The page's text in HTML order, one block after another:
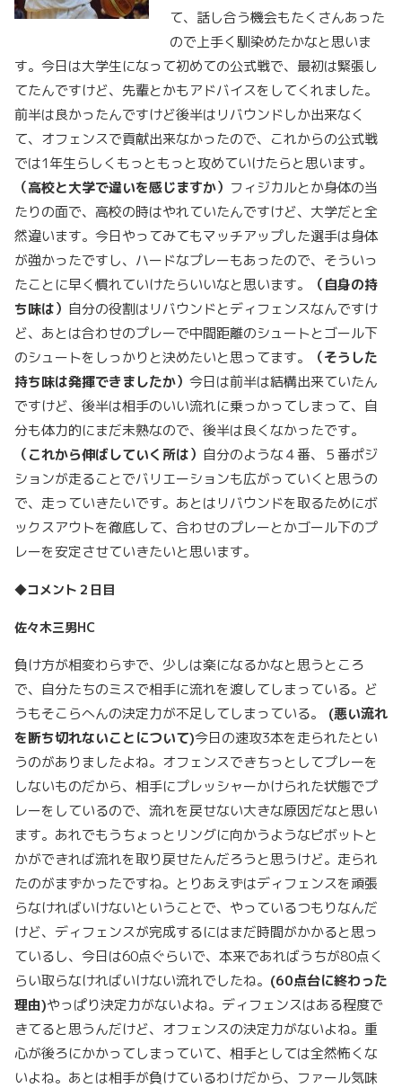
て、話し合う機会もたくさんあった
ので上手く馴染めたかなと思いま
す。今日は大学生になって初めての公式戦で、最初は緊張し
てたんですけど、先輩とかもアドバイスをしてくれました。
前半は良かったんですけど後半はリバウンドしか出来なく
て、オフェンスで貢献出来なかったので、これからの公式戦
では1年生らしくもっともっと攻めていけたらと思います。
（高校と大学で違いを感じますか） フィジカルとか身体の当
たりの面で、高校の時はやれていたんですけど、大学だと全
然違います。今日やってみてもマッチアップした選手は身体
が強かったですし、ハードなプレーもあったので、そういっ
たことに早く慣れていけたらいいなと思います。
（自身の持
ち味は） 自分の役割はリバウンドとディフェンスなんですけ
ど、あとは合わせのプレーで中間距離のシュートとゴール下
のシュートをしっかりと決めたいと思ってます。
（そうした
持ち味は発揮できましたか） 今日は前半は結構出来ていたん
ですけど、後半は相手のいい流れに乗っかってしまって、自
分も体力的にまだ未熟なので、後半は良くなかったです。
（これから伸ばしていく所は） 自分のような４番、５番ポジ
ションが走ることでバリエーションも広がっていくと思うの
で、走っていきたいです。あとはリバウンドを取るためにボ
ックスアウトを徹底して、合わせのプレーとかゴール下のプ
レーを安定させていきたいと思います。
◆コメント２日目
佐々木三男HC
負け方が相変わらずで、少しは楽になるかなと思うところ
で、自分たちのミスで相手に流れを渡してしまっている。ど
うもそこらへんの決定力が不足してしまっている。
(悪い流れ
を断ち切れないことについて)今日の速攻3本を走られたとい
うのがありましたよね。オフェンスできちっとしてプレーを
しないものだから、相手にプレッシャーかけられた状態でプ
レーをしているので、流れを戻せない大きな原因だなと思い
ます。あれでもうちょっとリングに向かうようなピボットと
かができれば流れを取り戻せたんだろうと思うけど。走られ
たのがまずかったですね。とりあえずはディフェンスを頑張
らなければいけないということで、やっているつもりなんだ
けど、ディフェンスが完成するにはまだ時間がかかると思っ
ているし、今日は60点ぐらいで、本来であればうちが80点く
らい取らなければいけない流れでしたね。 (60点台に終わった
理由)やっぱり決定力がないよね。ディフェンスはある程度で
きてると思うんだけど、オフェンスの決定力がないよね。重
心が後ろにかかってしまっていて、相手としては全然怖くな
いよね。あとは相手が負けているわけだから、ファール気味